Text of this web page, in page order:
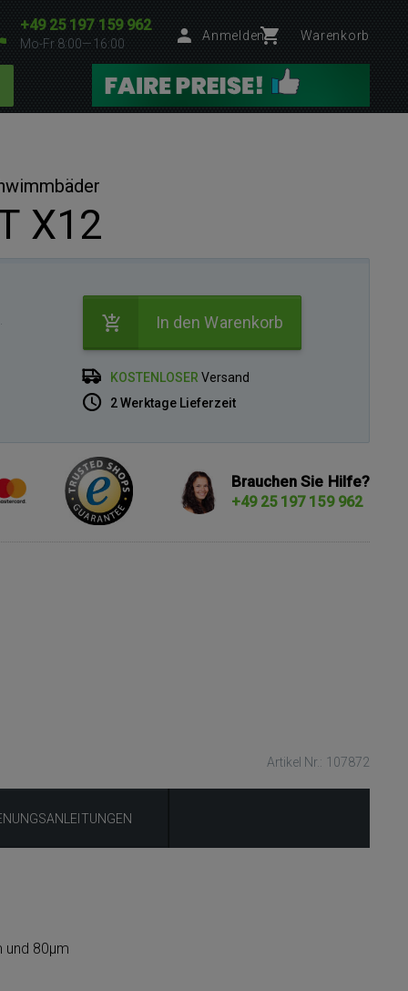
+49 25 197 159 962
Mo-Fr 8:00—16:00
Anmelden Warenkorb
X12
In den Warenkorb
KOSTENLOSER Versand
2 Werktage Lieferzeit
Brauchen Sie Hilfe?
+49 25 197 159 962
Artikel Nr.: 107872
und 80μm